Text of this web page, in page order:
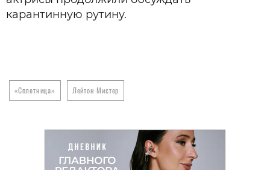
карантинную рутину.
«Сплетница» Лейтон Мистер